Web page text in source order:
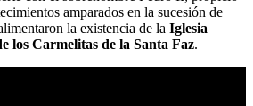
amparados en la sucesión de
la existencia de la Iglesia
los Carmelitas de la Santa Faz.